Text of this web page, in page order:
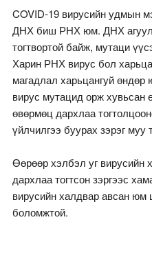
COVID-19 вирусийн удмын
ДНХ биш РНХ юм. ДНХ
тогтвортой байж, мутаци
Харин РНХ вирус бол
магадлал харьцангуй
вирус мутацид орж хувьсан
өвөрмөц дархлаа
үйлчилгээ буурах зэрэг муу
Өөрөөр хэлбэл уг вирусийн
дархлаа тогтсон зэргээс
вирусийн халдвар авсан юм
боломжтой.